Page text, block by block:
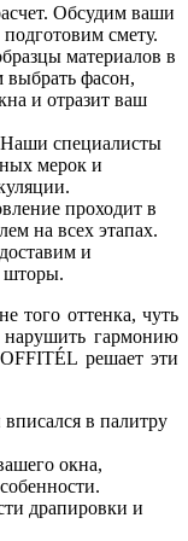
Обсудим ваши
смету.
материалов в
фасон,
и отразит ваш
специалисты
мерок и
проходит в
на всех этапах.
и
шторы.
того оттенка, чуть
гармонию
решает эти
в палитру
окна,
драпировки и